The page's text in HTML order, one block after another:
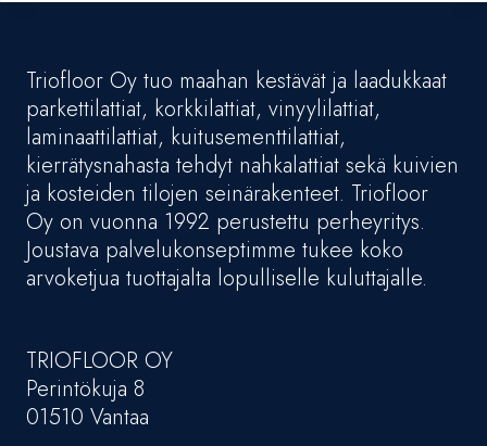
Triofloor Oy tuo maahan kestävät ja laadukkaat
parkettilattiat, korkkilattiat, vinyylilattiat,
laminaattilattiat, kuitusementtilattiat,
kierrätysnahasta tehdyt nahkalattiat sekä kuivien
ja kosteiden tilojen seinärakenteet. Triofloor
Oy on vuonna 1992 perustettu perheyritys.
Joustava palvelukonseptimme tukee koko
arvoketjua tuottajalta lopulliselle kuluttajalle.
TRIOFLOOR OY
Perintökuja 8
01510 Vantaa